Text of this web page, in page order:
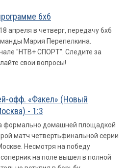
6х6
апреля в четверг, передачу 6х6
Мария Перепелкина.
"НТВ+ СПОРТ". Следите за
свои вопросы!
офф. «Факел» (Новый
- 1:3
формально домашней площадкой
матч четвертьфинальной серии
Несмотря на победу
на поле вышел в полной